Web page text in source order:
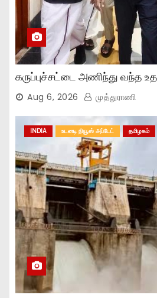
கருப்புச்சட்டை அணிந்து வந்த
Aug 6, 2026 முத்துராணி
INDIA உடனடி நியூஸ் அப்டேட் தமிழகம்